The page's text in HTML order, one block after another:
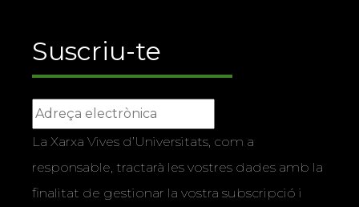
Suscriu-te
La Xarxa Vives d’Universitats, com a
responsable, tractarà les vostres dades amb la
finalitat de gestionar la vostra subscripció i